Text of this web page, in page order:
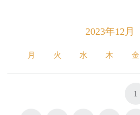
2023年12月
月 火 水 木 金
1